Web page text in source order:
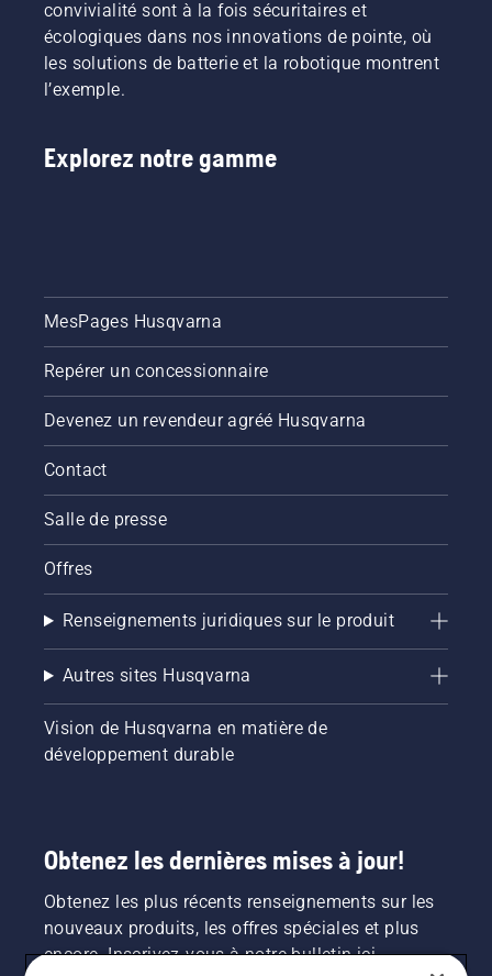
convivialité sont à la fois sécuritaires et
écologiques dans nos innovations de pointe, où
les solutions de batterie et la robotique montrent
l’exemple.
Explorez notre gamme
MesPages Husqvarna
Repérer un concessionnaire
Devenez un revendeur agréé Husqvarna
Contact
Salle de presse
Offres
Renseignements juridiques sur le produit
Autres sites Husqvarna
Vision de Husqvarna en matière de
développement durable
Obtenez les dernières mises à jour!
Obtenez les plus récents renseignements sur les
nouveaux produits, les offres spéciales et plus
encore. Inscrivez-vous à notre bulletin ici.